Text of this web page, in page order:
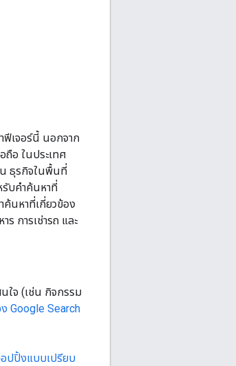
ฟีเจอร์นี้ นอกจาก
ถือ ในประเทศ
น ธุรกิจในพื้นที่
รับคําค้นหาที่
ค้นหาที่เกี่ยวข้อง
การเช่ารถ และ
ใจ (เช่น กิจกรรม
Google Search
ปปิ้งแบบเปรียบ